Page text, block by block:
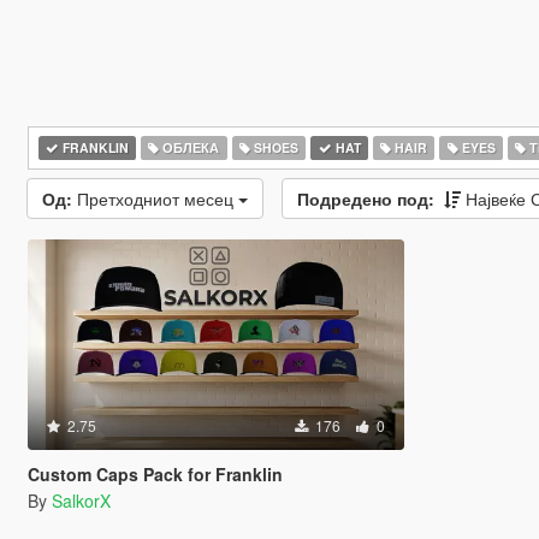
FRANKLIN ОБЛЕКА SHOES HAT HAIR EYES
Од: Претходниот месец Подредено под: Највеќе
2.75 176 0
Custom Caps Pack for Franklin
By SalkorX